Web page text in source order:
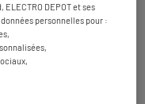
Plus d'infos
- SAULX
DEPOT et ses
personnelles pour :